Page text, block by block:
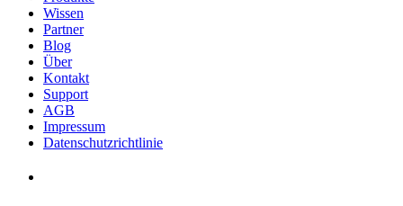
Wissen
Partner
Blog
Über
Kontakt
Support
AGB
Impressum
Datenschutzrichtlinie